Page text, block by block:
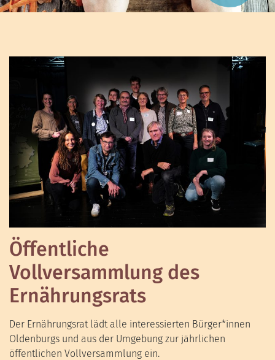
Öffentliche
Vollversammlung des
Ernährungsrats
Der Ernährungsrat lädt alle interessierten Bürger*innen
Oldenburgs und aus der Umgebung zur jährlichen
öffentlichen Vollversammlung ein.